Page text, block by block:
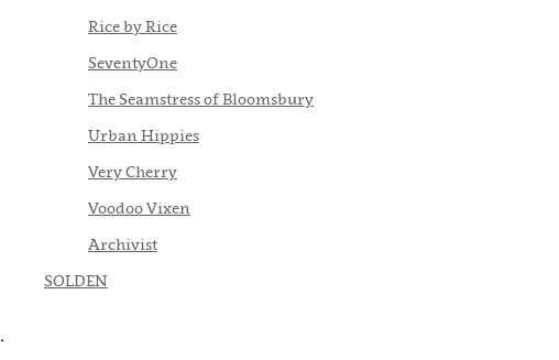
Rice by Rice
SeventyOne
The Seamstress of Bloomsbury
Urban Hippies
Very Cherry
Voodoo Vixen
Archivist
SOLDEN
.